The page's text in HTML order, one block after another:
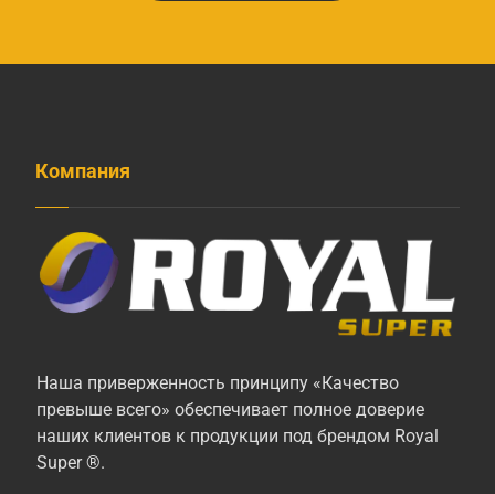
Компания
Наша приверженность принципу «Качество
превыше всего» обеспечивает полное доверие
наших клиентов к продукции под брендом Royal
Super ®.